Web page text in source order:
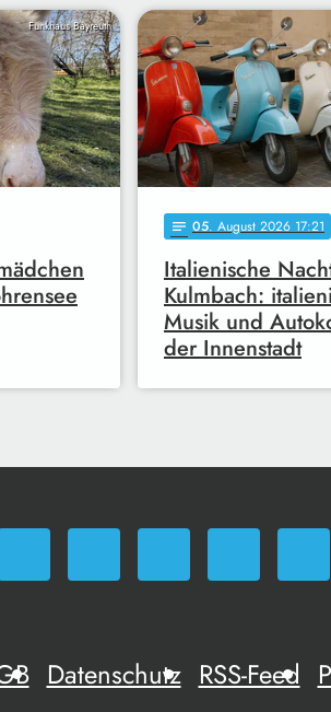
Funkhaus Bayreuth
notes 05. August 2026 17:21
Italienische
Kulmbach:
Musik und
der Innenstadt
Datenschutz RSS-Feed